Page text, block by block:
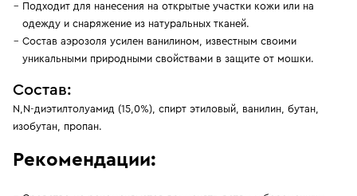
Подходит для нанесения на открытые участки кожи или на
одежду и снаряжение из натуральных тканей.
Состав аэрозоля усилен ванилином, известным своими
уникальными природными свойствами в защите от мошки.
Состав:
N,N-диэтилтолуамид (15,0%), спирт этиловый, ванилин, бутан,
изобутан, пропан.
Рекомендации: